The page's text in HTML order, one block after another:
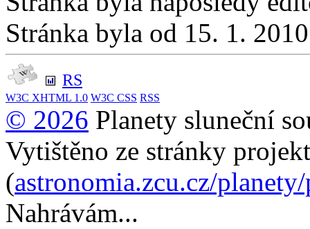
Stránka byla od 15. 1.
RS
W3C XHTML 1.0 W3C CSS RSS
© 2026 Planety sluneční
Vytištěno ze stránky
(astronomia.zcu.cz/
Nahrávám...